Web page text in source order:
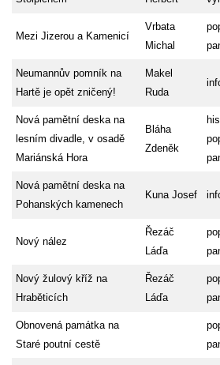
Mezi Jizerou a Kamenicí
Vrbata
Michal
Neumannův pomník na
Hartě je opět zničený!
Makel
Ruda
Nová pamětní deska na
lesním divadle, v osadě
Mariánská Hora
Bláha
Zdeněk
Nová pamětní deska na
Pohanských kamenech
Kuna Josef
Nový nález
Řezáč
Láďa
Nový žulový kříž na
Hraběticích
Řezáč
Láďa
Obnovená památka na
Staré poutní cestě